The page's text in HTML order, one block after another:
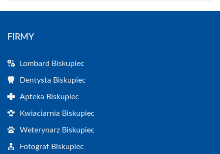
FIRMY
Lombard Biskupiec
Dentysta Biskupiec
Apteka Biskupiec
Kwiaciarnia Biskupiec
Weterynarz Biskupiec
Fotograf Biskupiec